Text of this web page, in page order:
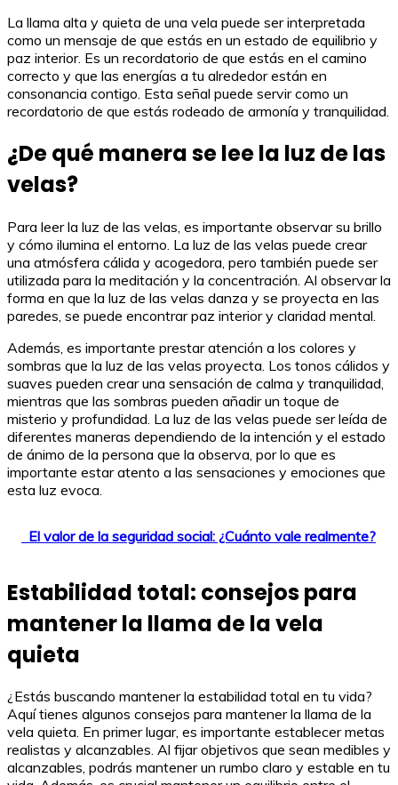
La llama alta y quieta de una vela puede ser interpretada
como un mensaje de que estás en un estado de equilibrio y
paz interior. Es un recordatorio de que estás en el camino
correcto y que las energías a tu alrededor están en
consonancia contigo. Esta señal puede servir como un
recordatorio de que estás rodeado de armonía y tranquilidad.
¿De qué manera se lee la luz de las
velas?
Para leer la luz de las velas, es importante observar su brillo
y cómo ilumina el entorno. La luz de las velas puede crear
una atmósfera cálida y acogedora, pero también puede ser
utilizada para la meditación y la concentración. Al observar la
forma en que la luz de las velas danza y se proyecta en las
paredes, se puede encontrar paz interior y claridad mental.
Además, es importante prestar atención a los colores y
sombras que la luz de las velas proyecta. Los tonos cálidos y
suaves pueden crear una sensación de calma y tranquilidad,
mientras que las sombras pueden añadir un toque de
misterio y profundidad. La luz de las velas puede ser leída de
diferentes maneras dependiendo de la intención y el estado
de ánimo de la persona que la observa, por lo que es
importante estar atento a las sensaciones y emociones que
esta luz evoca.
El valor de la seguridad social: ¿Cuánto vale realmente?
Estabilidad total: consejos para
mantener la llama de la vela
quieta
¿Estás buscando mantener la estabilidad total en tu vida?
Aquí tienes algunos consejos para mantener la llama de la
vela quieta. En primer lugar, es importante establecer metas
realistas y alcanzables. Al fijar objetivos que sean medibles y
alcanzables, podrás mantener un rumbo claro y estable en tu